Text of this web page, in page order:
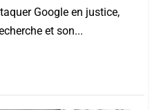
Google en justice,
et son...